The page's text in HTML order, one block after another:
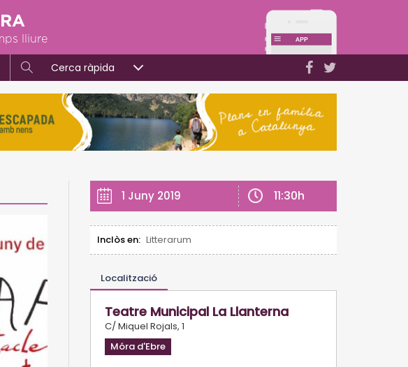
lliure
Cerca ràpida
1 Juny 2019 11:30h
Inclòs en: Litterarum
Localització
Teatre Municipal La Llanterna
C/ Miquel Rojals, 1
Móra d'Ebre